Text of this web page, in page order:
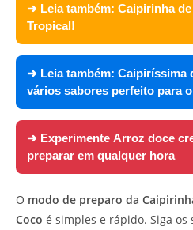
➜ Leia também: Caipirinha
Tropical!
➜ Leia também: Caipiríssima
vários sabores perfeito para
➜ Experimente Arroz doce
preparar em qualquer hora
O modo de preparo da
Coco é simples e rápido. Siga os